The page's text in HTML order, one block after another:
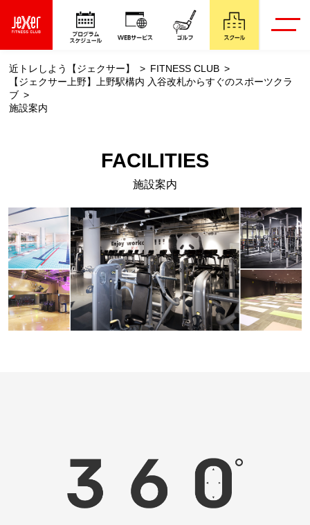
近トレしよう【ジェクサー】
FITNESS CLUB
【ジェクサー上野】上野駅構内 入谷改札からすぐのスポーツクラ
ブ
施設案内
FACILITIES
施設案内